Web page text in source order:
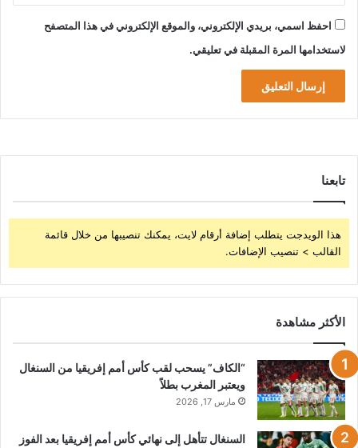
احفظ اسمي، بريدي الإلكتروني، والموقع الإلكتروني في هذا المتصفح
لاستخدامها المرة المقبلة في تعليقي.
تابعنا
هذا الويدجت يتطلب إضافة أرقام لايت، يمكنك تنصيبها من خلال قائمة
القالب > تنصيب الإضافات.
الأكثر مشاهدة
“الكاف” يسحب لقب كأس أمم إفريقيا من السنغال
ويعتبر المغرب بطلاً
مارس 17, 2026
السنغال تتأهل إلى نهائي كأس أمم إفريقيا بعد الفوز